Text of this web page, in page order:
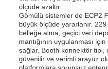
ölçüde azaltır.
Gömülü sistemler de ECP2
büyük ölçüde yararlanır. 229
belleğe alma, geçici veri
mantığının uygulanması
sağlar. Booth konnektör tipi,
güvenilir ve verimli arayüz
platformlara sorunsuz